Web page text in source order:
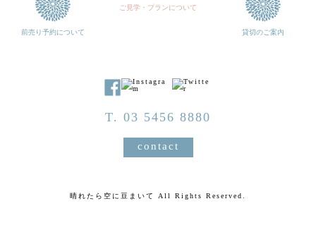
前売り予約について
ご見学・プランについて
貸切のご案内
T. 03 5456 8880
contact
晴れたら空に豆まいて All Rights Reserved.